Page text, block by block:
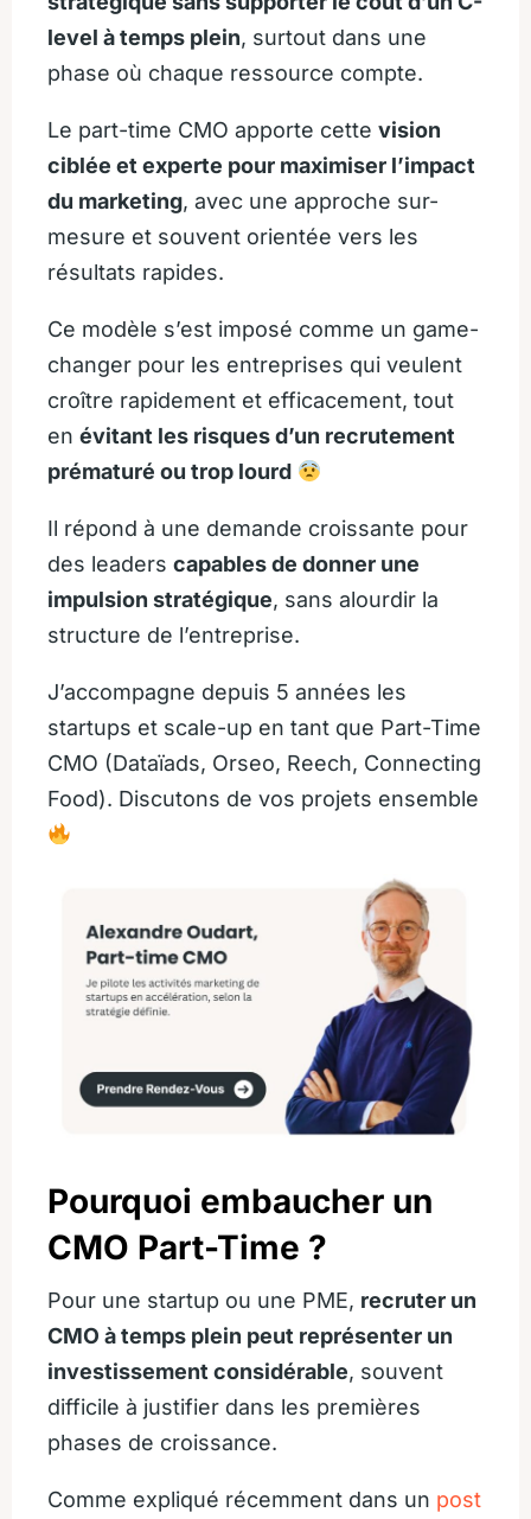
level à temps plein, surtout dans une
phase où chaque ressource compte.
Le part-time CMO apporte cette vision
ciblée et experte pour maximiser l’impact
du marketing, avec une approche sur-
mesure et souvent orientée vers les
résultats rapides.
Ce modèle s’est imposé comme un game-
changer pour les entreprises qui veulent
croître rapidement et efficacement, tout
en évitant les risques d’un recrutement
prématuré ou trop lourd
Il répond à une demande croissante pour
des leaders capables de donner une
impulsion stratégique, sans alourdir la
structure de l’entreprise.
J’accompagne depuis 5 années les
startups et scale-up en tant que Part-Time
CMO (Dataïads, Orseo, Reech, Connecting
Food). Discutons de vos projets ensemble
Pourquoi embaucher un
CMO Part-Time ?
Pour une startup ou une PME, recruter un
CMO à temps plein peut représenter un
investissement considérable, souvent
difficile à justifier dans les premières
phases de croissance.
Comme expliqué récemment dans un post